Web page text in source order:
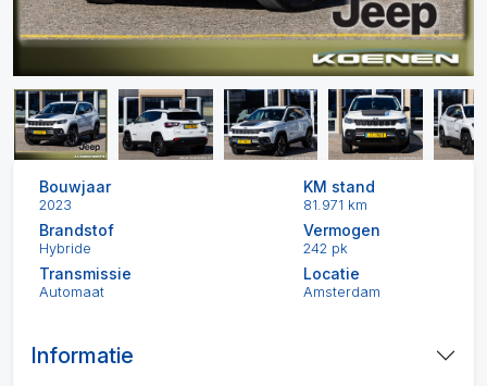
Bouwjaar
2023
KM stand
81.971 km
Brandstof
Hybride
Vermogen
242 pk
Transmissie
Automaat
Locatie
Amsterdam
Informatie